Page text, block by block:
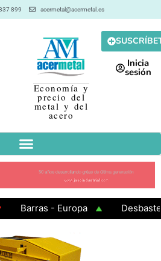
899 acermetal@acermetal.es
Economía y
precio del
metal y del
acero
Inicia
sesión
Barras - Europa
Desbaste -